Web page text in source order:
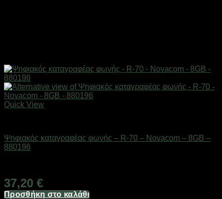
Quick View
Ψηφιακός καταγραφέας φωνής – R-70 – Novacom – 8GB –
880196
37,20 €
Προσθήκη στο καλάθι